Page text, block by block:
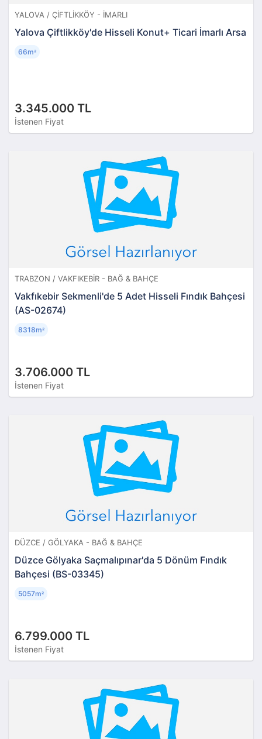
YALOVA / ÇIFTLIKKÖY - İMARLI
Yalova Çiftlikköy'de Hisseli Konut+ Ticari İmarlı Arsa
3.345.000 TL
İstenen Fiyat
66m²
TRABZON / VAKFIKEBIR - BAĞ & BAHÇE
Vakfıkebir Sekmenli'de 5 Adet Hisseli Fındık Bahçesi
(AS-02674)
3.706.000 TL
İstenen Fiyat
8318m²
DÜZCE / GÖLYAKA - BAĞ & BAHÇE
Düzce Gölyaka Saçmalıpınar'da 5 Dönüm Fındık
Bahçesi (BS-03345)
6.799.000 TL
İstenen Fiyat
5057m²